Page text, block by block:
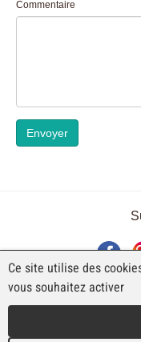
Commentaire
Envoyer
UNE
Ce site utilise des
vous souhaitez activer